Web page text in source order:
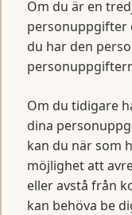
Om du är en
personuppgifter
du har den
Om du tidigare
dina
kan du när som
möjlighet att
eller avstå från
kan behöva be